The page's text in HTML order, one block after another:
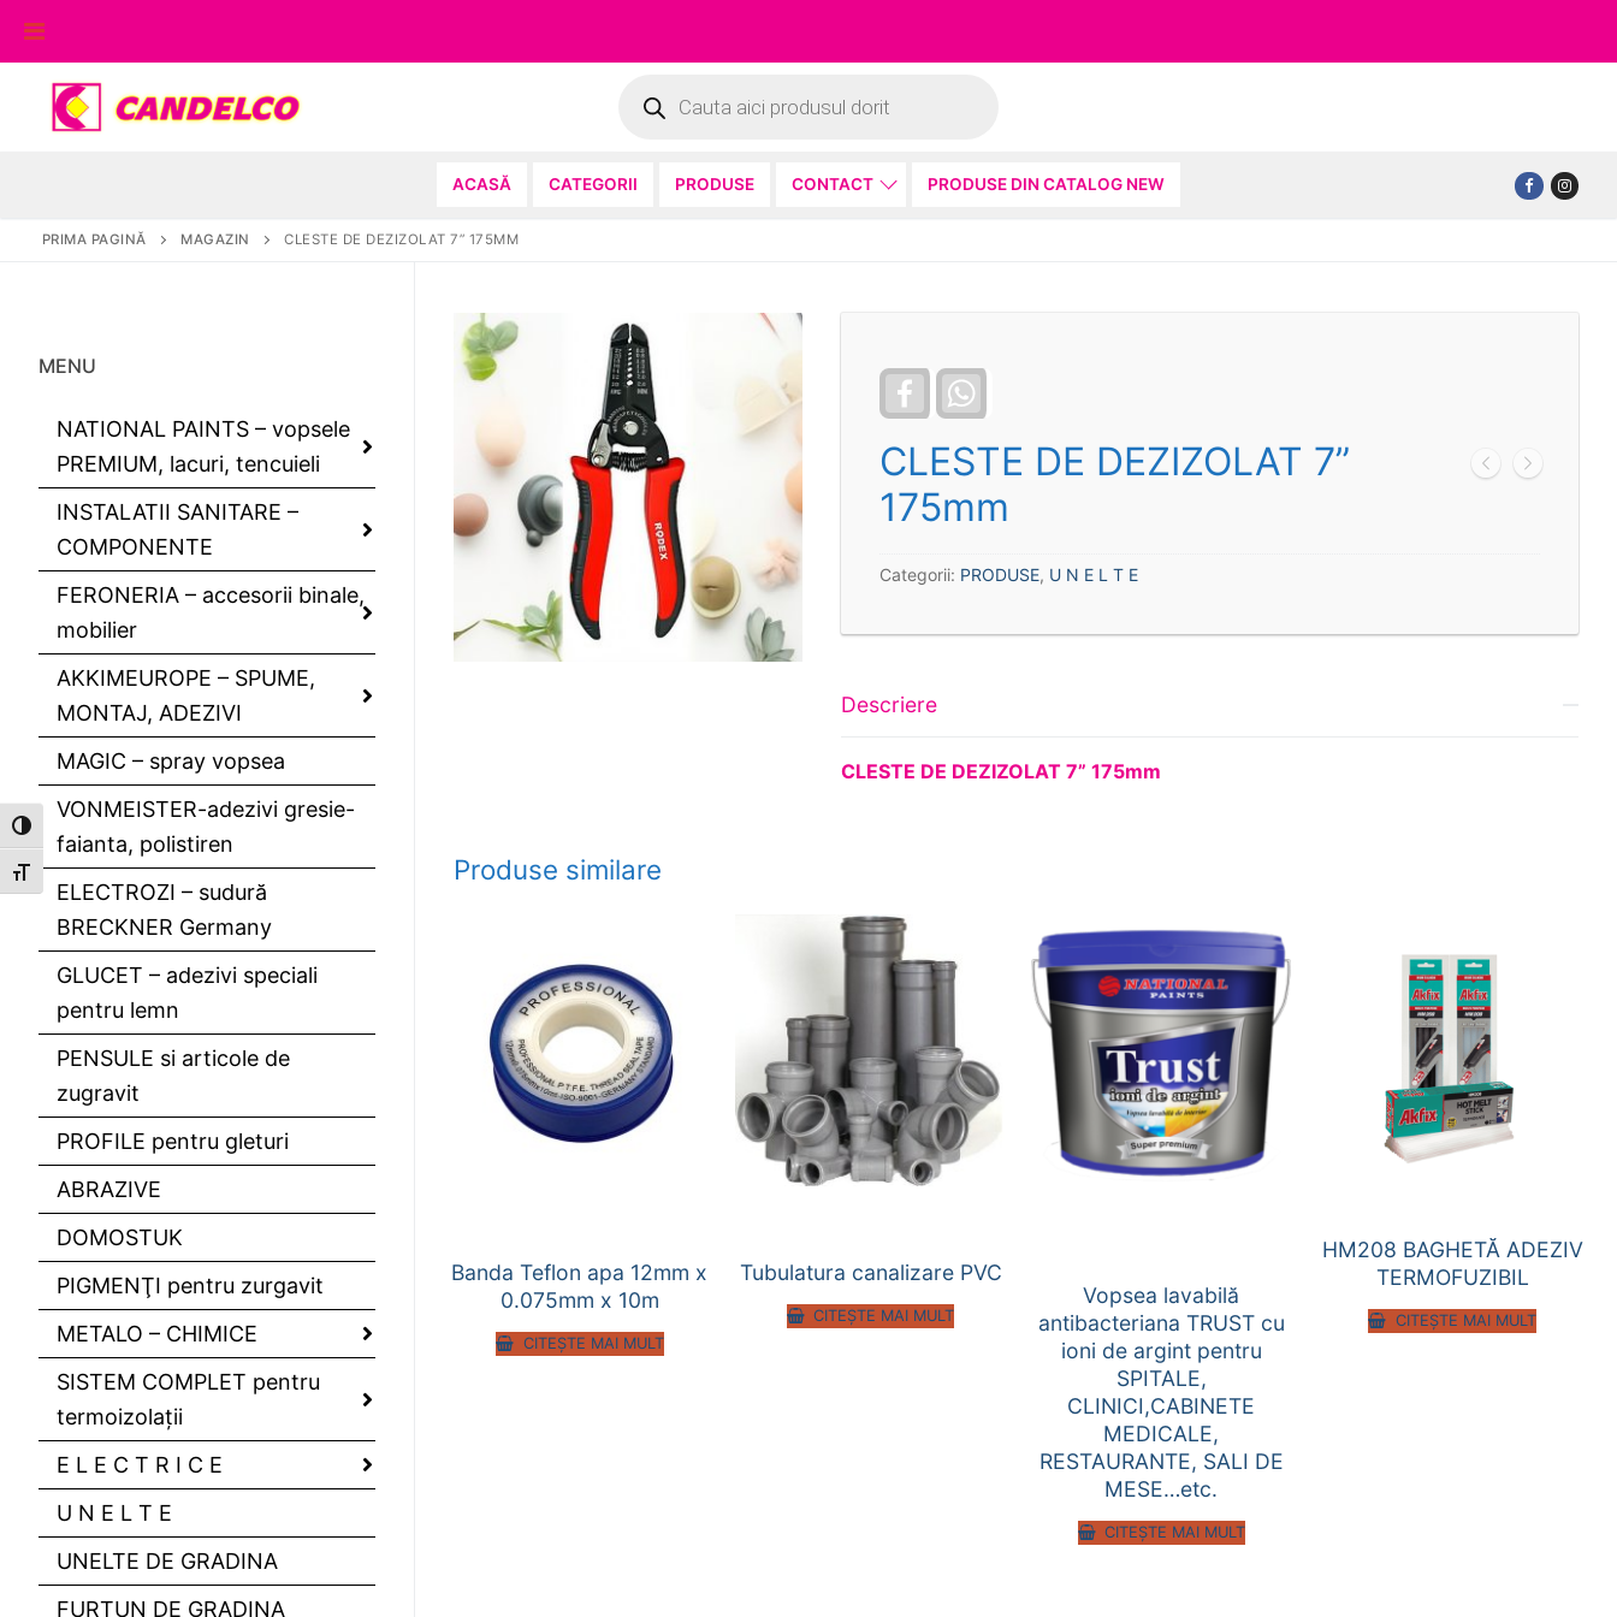
Toggle High Contrast
Toggle Font size
conținut
search
ACASĂ CATEGORII PRODUSE CONTACT PRODUSE DIN CATALOG NEW
PRIMA PAGINĂ MAGAZIN CLESTE DE DEZIZOLAT 7” 175MM
Facebook
CLESTE DE DEZIZOLAT 7”
175mm
Categorii: PRODUSE, U N E L T E
Descriere
CLESTE DE DEZIZOLAT 7” 175mm
Produse similare
Banda Teflon apa 12mm x
0.075mm x 10m
CITEȘTE MAI MULT
Tubulatura canalizare PVC
CITEȘTE MAI MULT
Vopsea lavabilă
antibacteriana TRUST cu
ioni de argint pentru
SPITALE,
CLINICI,CABINETE
MEDICALE,
RESTAURANTE, SALI DE
MESE…etc.
CITEȘTE MAI MULT
HM208 BAGHETĂ ADEZIV
TERMOFUZIBIL
CITEȘTE MAI MULT
MENU
NATIONAL PAINTS – vopsele
PREMIUM, lacuri, tencuieli
INSTALATII SANITARE –
COMPONENTE
FERONERIA – accesorii binale,
mobilier
AKKIMEUROPE – SPUME,
MONTAJ, ADEZIVI
MAGIC – spray vopsea
VONMEISTER-adezivi gresie-
faianta, polistiren
ELECTROZI – sudură
BRECKNER Germany
GLUCET – adezivi speciali
pentru lemn
PENSULE si articole de
zugravit
PROFILE pentru gleturi
ABRAZIVE
DOMOSTUK
PIGMENŢI pentru zurgavit
METALO – CHIMICE
SISTEM COMPLET pentru
termoizolaţii
E L E C T R I C E
U N E L T E
UNELTE DE GRADINA
FURTUN DE GRADINA